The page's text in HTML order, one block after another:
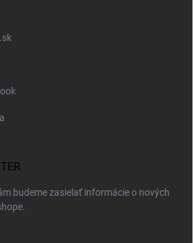
budeme zasielať informácie o nových